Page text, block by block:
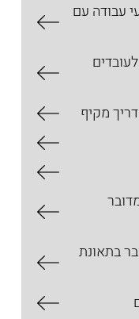
עבודה עם
לעובדים
מקיף
בתאונת